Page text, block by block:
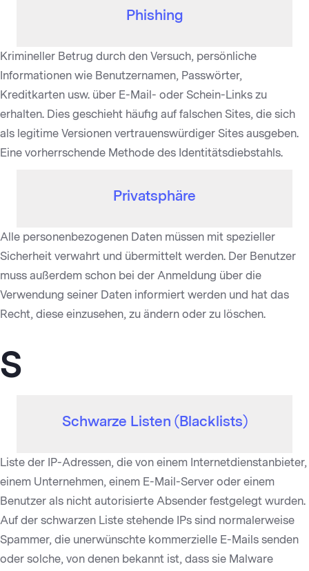
Phishing
Krimineller Betrug durch den Versuch, persönliche
Informationen wie Benutzernamen, Passwörter,
Kreditkarten usw. über E-Mail- oder Schein-Links zu
erhalten. Dies geschieht häufig auf falschen Sites, die sich
als legitime Versionen vertrauenswürdiger Sites ausgeben.
Eine vorherrschende Methode des Identitätsdiebstahls.
Privatsphäre
Alle personenbezogenen Daten müssen mit spezieller
Sicherheit verwahrt und übermittelt werden. Der Benutzer
muss außerdem schon bei der Anmeldung über die
Verwendung seiner Daten informiert werden und hat das
Recht, diese einzusehen, zu ändern oder zu löschen.
S
Schwarze Listen (Blacklists)
Liste der IP-Adressen, die von einem Internetdienstanbieter,
einem Unternehmen, einem E-Mail-Server oder einem
Benutzer als nicht autorisierte Absender festgelegt wurden.
Auf der schwarzen Liste stehende IPs sind normalerweise
Spammer, die unerwünschte kommerzielle E-Mails senden
oder solche, von denen bekannt ist, dass sie Malware